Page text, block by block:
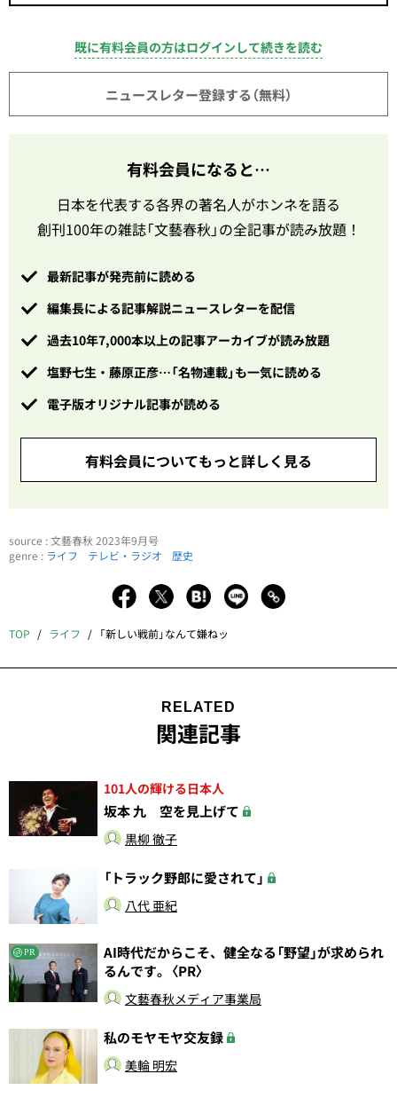
既に有料会員の方はログインして続きを読む
ニュースレター登録する（無料）
有料会員になると…
日本を代表する各界の著名人がホンネを語る
創刊100年の雑誌「文藝春秋」の全記事が読み放題！
最新記事が発売前に読める
編集長による記事解説ニュースレターを配信
過去10年7,000本以上の記事アーカイブが読み放題
塩野七生・藤原正彦…「名物連載」も一気に読める
電子版オリジナル記事が読める
有料会員についてもっと詳しく見る
source : 文藝春秋 2023年9月号
genre : ライフ テレビ・ラジオ 歴史
TOP ライフ 「新しい戦前」なんて嫌ねッ
RELATED
関連記事
101人の輝ける日本人
坂本 九 空を見上げて
黒柳 徹子
「トラック野郎に愛されて」
八代 亜紀
PR
AI時代だからこそ、健全なる「野望」が求められ
るんです。〈PR〉
文藝春秋メディア事業局
私のモヤモヤ交友録
美輪 明宏